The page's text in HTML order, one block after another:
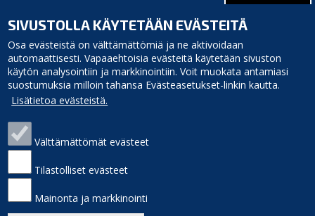
SIVUSTOLLA KÄYTETÄÄN EVÄSTEITÄ
Osa evästeistä on välttämättömiä ja ne aktivoidaan
automaattisesti. Vapaaehtoisia evästeitä käytetään sivuston
käytön analysointiin ja markkinointiin. Voit muokata antamiasi
suostumuksia milloin tahansa Evästeasetukset-linkin kautta.
Lisätietoa evästeistä.
Välttämättömät evästeet
Tilastolliset evästeet
Mainonta ja markkinointi
Edellinen
sivu
‹‹
Siikajoen kunta
Virastotie 5A
92400 Ruukki
e-mail: kunnanvirasto(at)siikajoki.fi